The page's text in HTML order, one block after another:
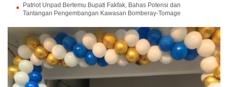
Patriot Unpad Bertemu Bupati Fakfak, Bahas Potensi dan
Tantangan Pengembangan Kawasan Bomberay-Tomage